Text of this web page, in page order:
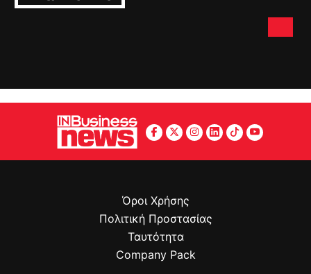
Όροι Χρήσης
Πολιτική Προστασίας
Ταυτότητα
Company Pack